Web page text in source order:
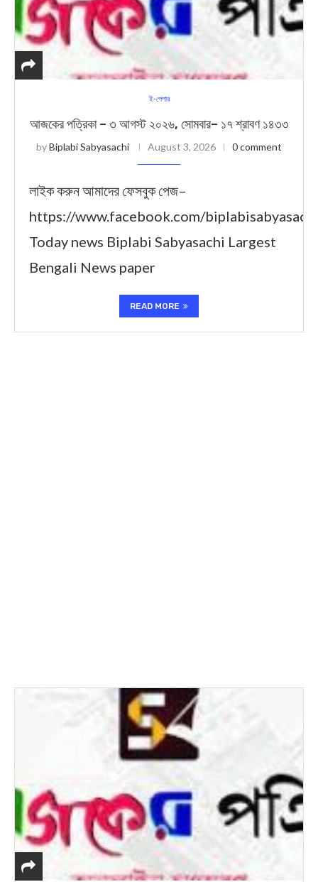
ই-পেপার
আজকের পত্রিকা – ৩ আগস্ট ২০২৬, সোমবার– ১৭ শ্রাবণ ১৪৩৩
byBiplabi Sabyasachi August 3, 2026 0 comment
লাইক করুন আমাদের ফেসবুক পেজ–
https://www.facebook.com/biplabisabyasachi
Today news Biplabi Sabyasachi Largest
Bengali News paper
READ MORE